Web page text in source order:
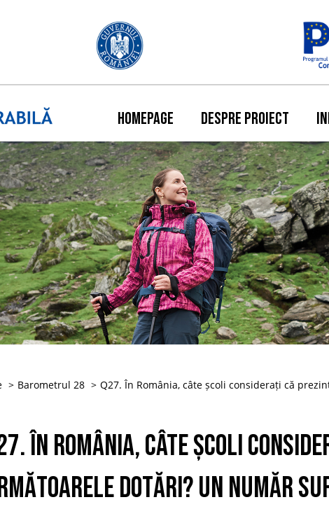
HOMEPAGE DESPRE PROIECT
Barometrul 28
Q27. În România, câte școli considerați că
În România, câte școli
dotări? Un număr